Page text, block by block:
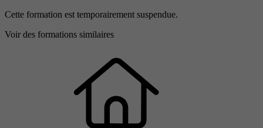
Cette formation est temporairement suspendue.
Voir des formations similaires